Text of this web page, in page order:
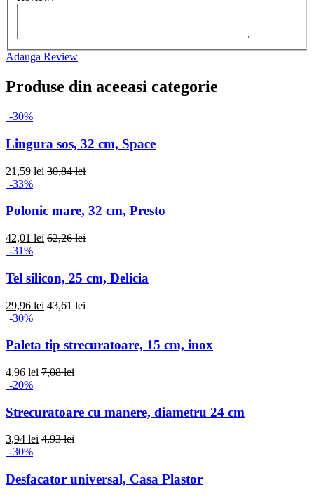
Adauga Review
Produse din aceeasi categorie
-30%
Lingura sos, 32 cm, Space
21,59 lei 30,84 lei
-33%
Polonic mare, 32 cm, Presto
42,01 lei 62,26 lei
-31%
Tel silicon, 25 cm, Delicia
29,96 lei 43,61 lei
-30%
Paleta tip strecuratoare, 15 cm, inox
4,96 lei 7,08 lei
-20%
Strecuratoare cu manere, diametru 24 cm
3,94 lei 4,93 lei
-30%
Desfacator universal, Casa Plastor